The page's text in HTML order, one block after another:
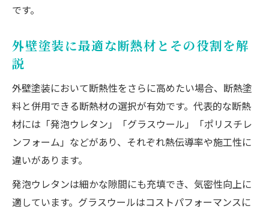
です。
外壁塗装に最適な断熱材とその役割を解
説
外壁塗装において断熱性をさらに高めたい場合、断熱塗
料と併用できる断熱材の選択が有効です。代表的な断熱
材には「発泡ウレタン」「グラスウール」「ポリスチレ
ンフォーム」などがあり、それぞれ熱伝導率や施工性に
違いがあります。
発泡ウレタンは細かな隙間にも充填でき、気密性向上に
適しています。グラスウールはコストパフォーマンスに